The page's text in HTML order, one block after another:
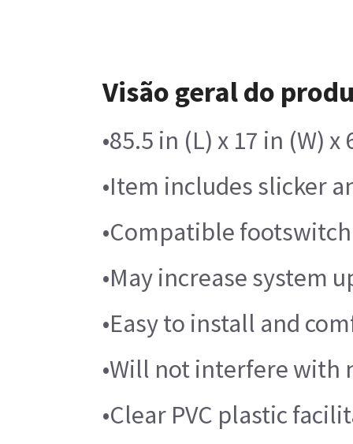
Visão geral do
•85.5 in (L) x 17 in (W)
•Item includes slicker
•Compatible
•May increase system
•Easy to install and
•Will not interfere with
•Clear PVC plastic